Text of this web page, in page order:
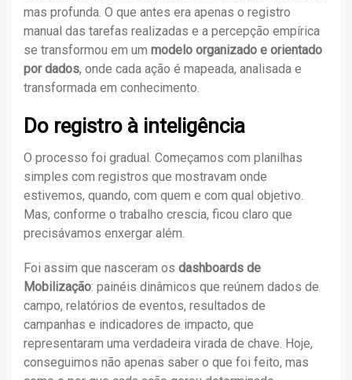
mas profunda. O que antes era apenas o registro
manual das tarefas realizadas e a percepção empírica
se transformou em um modelo organizado e orientado
por dados, onde cada ação é mapeada, analisada e
transformada em conhecimento.
Do registro à inteligência
O processo foi gradual. Começamos com planilhas
simples com registros que mostravam onde
estivemos, quando, com quem e com qual objetivo.
Mas, conforme o trabalho crescia, ficou claro que
precisávamos enxergar além.
Foi assim que nasceram os dashboards de
Mobilização: painéis dinâmicos que reúnem dados de
campo, relatórios de eventos, resultados de
campanhas e indicadores de impacto, que
representaram uma verdadeira virada de chave. Hoje,
conseguimos não apenas saber o que foi feito, mas